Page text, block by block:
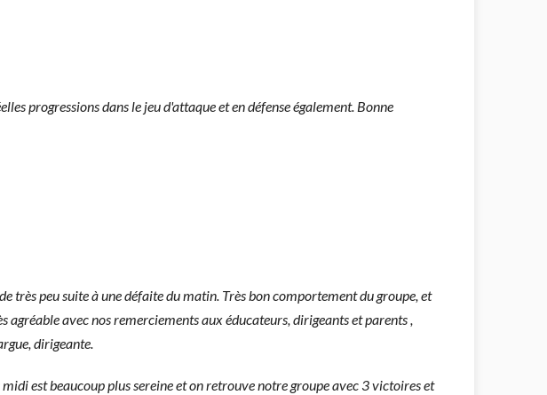
progressions dans le jeu d'attaque et en défense également. Bonne
peu suite à une défaite du matin. Très bon comportement du groupe, et
avec nos remerciements aux éducateurs, dirigeants et parents ,
dirigeante.
est beaucoup plus sereine et on retrouve notre groupe avec 3 victoires et